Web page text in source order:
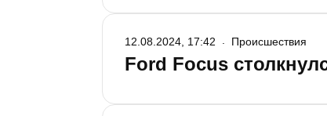
Ford Focus
12.08.2024, 17:42 Происшествия